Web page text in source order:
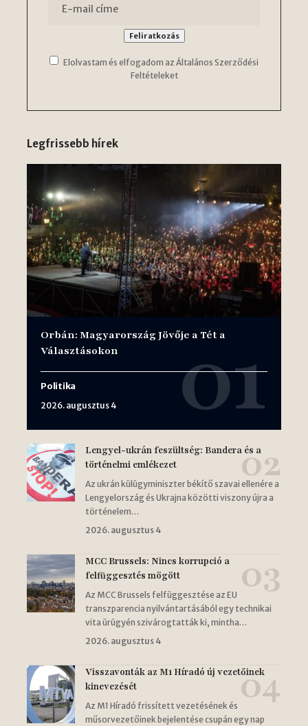
Elolvastam és elfogadom az Általános Szerződési
Feltételeket
Legfrissebb hírek
Orbán: Magyarország Jövője a Tét a
Választásokon
Politika
2026. augusztus 4
Lengyel-ukrán feszültség: Bandera és a
történelmi emlékezet
Az ukrán külügyminiszter békítő szavai ellenére a
Lengyelország és Ukrajna közötti viszony újra a
történelem…
2026. augusztus 4
MCC Brussels: Nincs korrupció a
felfüggesztés mögött
Az MCC Brussels felfüggesztése az EU
transzparencia nyilvántartásából egy technikai
vita ürügyén szivárogtatták ki, mintha…
2026. augusztus 4
Visszavonták az M1 Híradó új vezetőinek
kinevezését
Az M1 Híradó frissített vezetésének és
műsorvezetőinek bejelentése csupán egy nap